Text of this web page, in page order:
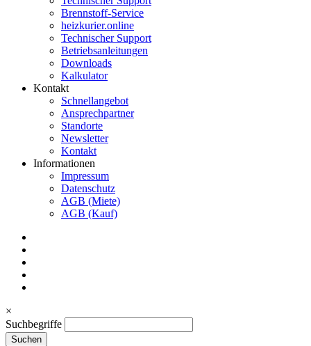
Brennstoff-Service
heizkurier.online
Technischer Support
Betriebsanleitungen
Downloads
Kalkulator
Kontakt
Schnellangebot
Ansprechpartner
Standorte
Newsletter
Kontakt
Informationen
Impressum
Datenschutz
AGB (Miete)
AGB (Kauf)
×
Suchbegriffe
Suchen